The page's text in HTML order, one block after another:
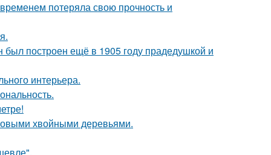
потеряла свою прочность и
был построен ещё в 1905 году прадедушкой и
интерьера.
хвойными деревьями.